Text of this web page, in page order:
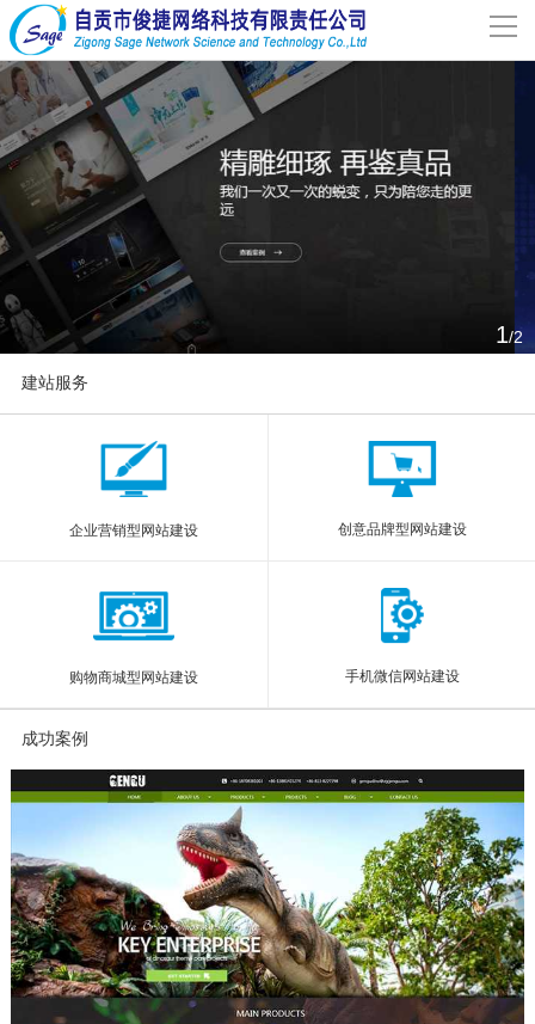
导
关于我们
解决方案
新闻动态
1/2
建站服务
企业营销型网站建设 创意品牌型网站建设
购物商城型网站建设 手机微信网站建设
成功案例
More